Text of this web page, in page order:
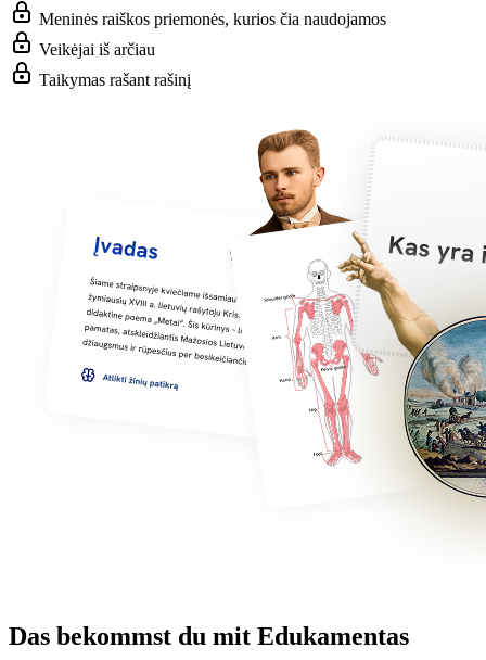
Meninės raiškos priemonės, kurios čia naudojamos
Veikėjai iš arčiau
Taikymas rašant rašinį
Das bekommst du mit Edukamentas